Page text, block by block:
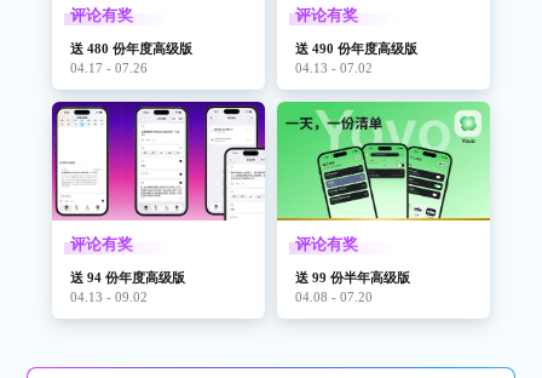
评论有奖
送 480 份年度高级版
04.17 - 07.26
评论有奖
送 490 份年度高级版
04.13 - 07.02
评论有奖
送 94 份年度高级版
04.13 - 09.02
评论有奖
送 99 份半年高级版
04.08 - 07.20